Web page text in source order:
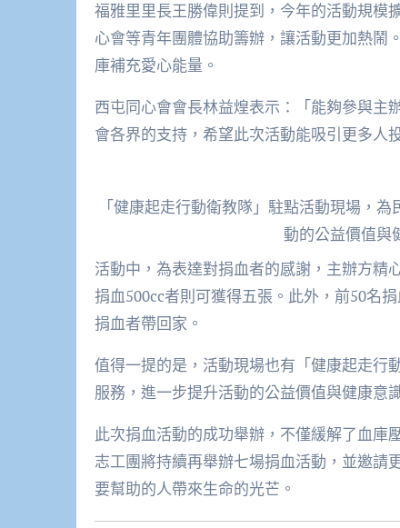
福雅里里長王勝偉則提到，今年的活動規模
心會等青年團體協助籌辦，讓活動更加熱鬧
庫補充愛心能量。
西屯同心會會長林益煌表示：「能夠參與主
會各界的支持，希望此次活動能吸引更多人
「健康起走行動衛教隊」駐點活動現場，
動的公益價值與
活動中，為表達對捐血者的感謝，主辦方精
捐血500cc者則可獲得五張。此外，前50名
捐血者帶回家。
值得一提的是，活動現場也有「健康起走行
服務，進一步提升活動的公益價值與健康意
此次捐血活動的成功舉辦，不僅緩解了血庫
志工團將持續再舉辦七場捐血活動，並邀請
要幫助的人帶來生命的光芒。